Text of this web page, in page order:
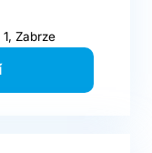
Zabrze